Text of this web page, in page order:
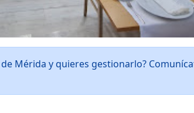
Mérida y quieres gestionarlo?